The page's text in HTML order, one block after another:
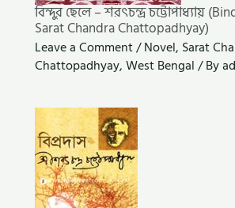
বিন্দুর ছেলে – শরৎচন্দ্র চট্টোপাধ্যায়
Sarat Chandra Chattopadhyay)
Leave a Comment/Novel, Sarat
Chattopadhyay,West Bengal/ By